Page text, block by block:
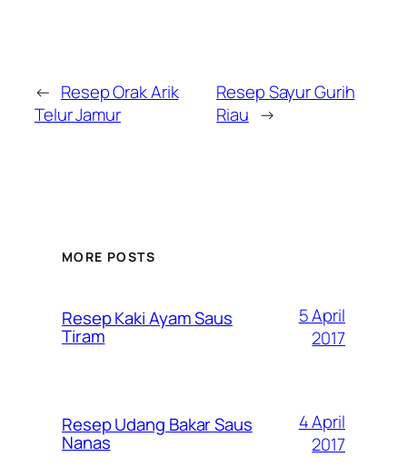
← Resep Orak Arik
Telur Jamur
Resep Sayur Gurih
Riau →
MORE POSTS
Resep Kaki Ayam Saus
Tiram
5 April
2017
Resep Udang Bakar Saus
Nanas
4 April
2017